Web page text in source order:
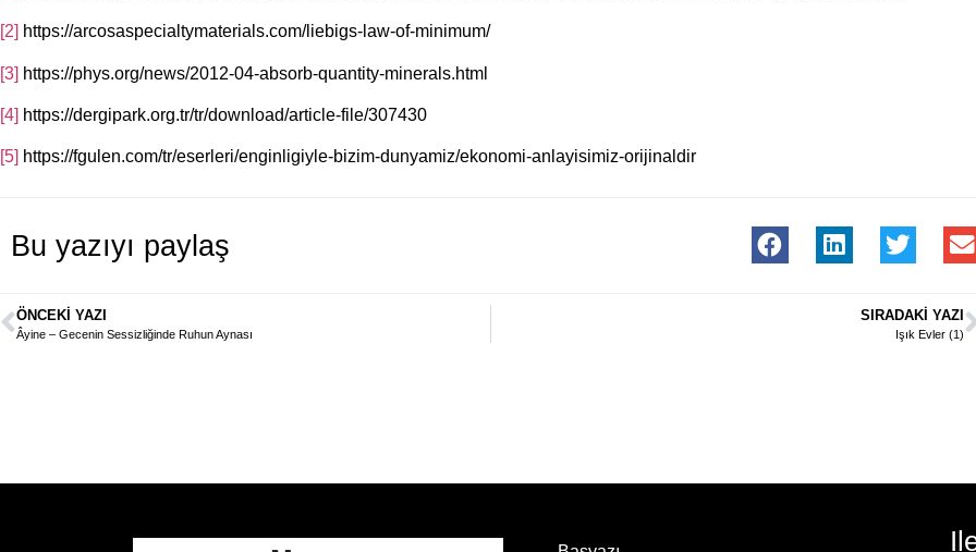
[2] https://arcosaspecialtymaterials.com/liebigs-law-of-minimum/
[3] https://phys.org/news/2012-04-absorb-quantity-minerals.html
[4] https://dergipark.org.tr/tr/download/article-file/307430
[5] https://fgulen.com/tr/eserleri/enginligiyle-bizim-dunyamiz/ekonomi-anlayisimiz-orijinaldir
Bu yazıyı paylaş
ÖNCEKI YAZI
Âyine – Gecenin Sessizliğinde Ruhun Aynası
SIRADAKI YAZI
Işık Evler (1)